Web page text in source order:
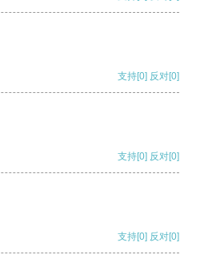
支持[0] 反对[0]
支持[0] 反对[0]
支持[0] 反对[0]